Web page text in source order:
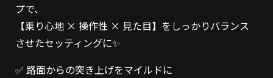
プで、
【乗り心地 × 操作性 × 見た目】をしっかりバランス
させたセッティングに✨
✅ 路面からの突き上げをマイルドに